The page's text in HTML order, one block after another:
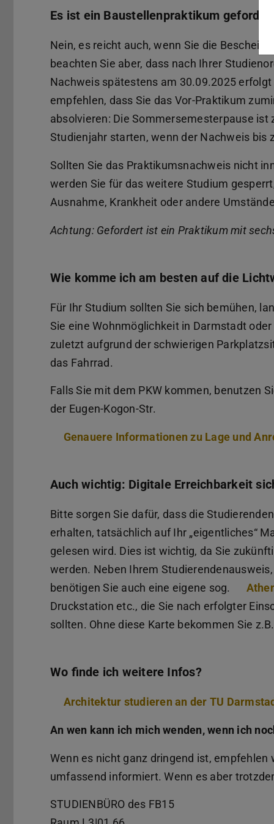
Es ist ein Baustellenpraktikum
Nein, es reicht auch, wenn Sie die
beachten Sie aber, dass nach Ihrer
Nachweis spätestens am 30.09.2025
empfehlen, dass Sie das Vor-Praktikum
absolvieren: Die Sommersemesterpause ist
Studienjahr starten, wenn der Nachweis bis
Sollten Sie das Praktikumsnachweis nicht
werden Sie für das weitere Studium
Ausnahme, Krankheit oder andere
Achtung: Gefordert ist ein Praktikum mit
Wie komme ich am besten auf die
Für Ihr Studium sollten Sie sich bemühen,
Sie eine Wohnmöglichkeit in Darmstadt
zuletzt aufgrund der schwierigen
das Fahrrad.
Falls Sie mit dem PKW kommen, benutzen
der Eugen-Kogon-Str.
Genauere Informationen zu Lage und
Auch wichtig: Digitale Erreichbarkeit
Bitte sorgen Sie dafür, dass die
erhalten, tatsächlich auf Ihr „eigentliches“
gelesen wird. Dies ist wichtig, da Sie
werden. Neben Ihrem
benötigen Sie auch eine eigene sog.
Druckstation etc., die Sie nach erfolgter
sollten. Ohne diese Karte bekommen Sie
Wo finde ich weitere Infos?
Architektur studieren an der TU
An wen kann ich mich wenden, wenn ich
Wenn es nicht ganz dringend ist,
umfassend informiert. Wenn es aber
STUDIENBÜRO des FB15